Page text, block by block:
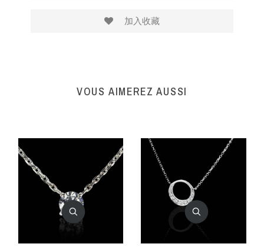
加入收藏
VOUS AIMEREZ AUSSI